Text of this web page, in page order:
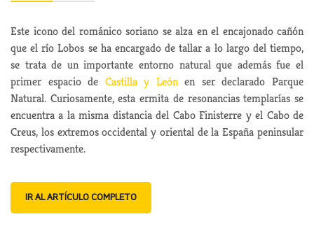
Este icono del románico soriano se alza en el encajonado cañón
que el río Lobos se ha encargado de tallar a lo largo del tiempo,
se trata de un importante entorno natural que además fue el
primer espacio de Castilla y Leónen ser declarado Parque
Natural. Curiosamente, esta ermita de resonancias templarías se
encuentra a la misma distancia del Cabo Finisterre y el Cabo de
Creus, los extremos occidental y oriental de la España peninsular
respectivamente.
IR AL ARTÍCULO COMPLETO